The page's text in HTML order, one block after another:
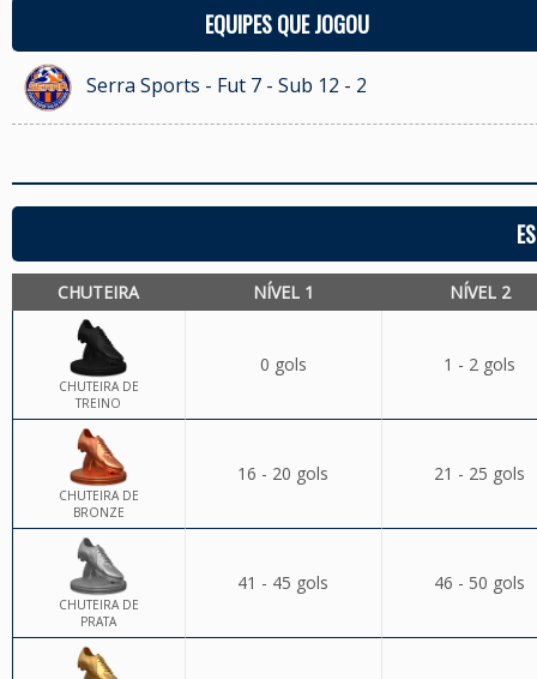
EQUIPES QUE JOGOU
Serra Sports - Fut 7 - Sub 12 - 2
CHUTEIRA NÍVEL 1 NÍVEL 2
CHUTEIRA DE
TREINO
0 gols 1 - 2 gols
CHUTEIRA DE
BRONZE
16 - 20 gols 21 - 25 gols
CHUTEIRA DE
PRATA
41 - 45 gols 46 - 50 gols